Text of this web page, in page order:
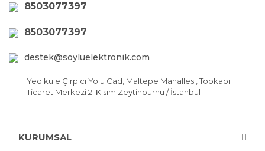
8503077397
8503077397
destek@soyluelektronik.com
Yedikule Çırpıcı Yolu Cad, Maltepe Mahallesi, Topkapı
Ticaret Merkezi 2. Kısım Zeytinburnu / İstanbul
KURUMSAL